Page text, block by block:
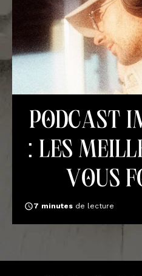
Podcast
: les
vous
7 minutes de lecture